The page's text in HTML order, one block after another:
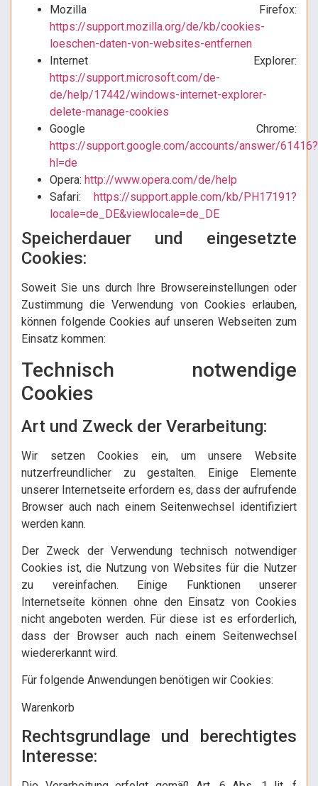
Mozilla Firefox:
https://support.mozilla.org/de/kb/cookies-
loeschen-daten-von-websites-entfernen
Internet Explorer:
https://support.microsoft.com/de-
de/help/17442/windows-internet-explorer-
delete-manage-cookies
Google Chrome:
https://support.google.com/accounts/answer/61416?
hl=de
Opera: http://www.opera.com/de/help
Safari: https://support.apple.com/kb/PH17191?
locale=de_DE&viewlocale=de_DE
Speicherdauer und eingesetzte
Cookies:
Soweit Sie uns durch Ihre Browsereinstellungen oder
Zustimmung die Verwendung von Cookies erlauben,
können folgende Cookies auf unseren Webseiten zum
Einsatz kommen:
Technisch notwendige
Cookies
Art und Zweck der Verarbeitung:
Wir setzen Cookies ein, um unsere Website
nutzerfreundlicher zu gestalten. Einige Elemente
unserer Internetseite erfordern es, dass der aufrufende
Browser auch nach einem Seitenwechsel identifiziert
werden kann.
Der Zweck der Verwendung technisch notwendiger
Cookies ist, die Nutzung von Websites für die Nutzer
zu vereinfachen. Einige Funktionen unserer
Internetseite können ohne den Einsatz von Cookies
nicht angeboten werden. Für diese ist es erforderlich,
dass der Browser auch nach einem Seitenwechsel
wiedererkannt wird.
Für folgende Anwendungen benötigen wir Cookies:
Warenkorb
Rechtsgrundlage und berechtigtes
Interesse: